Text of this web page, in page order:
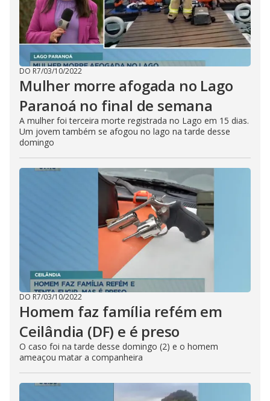
DO R7/03/10/2022
Mulher morre afogada no Lago
Paranoá no final de semana
A mulher foi terceira morte registrada no Lago em 15 dias.
Um jovem também se afogou no lago na tarde desse
domingo
DO R7/03/10/2022
Homem faz família refém em
Ceilândia (DF) e é preso
O caso foi na tarde desse domingo (2) e o homem
ameaçou matar a companheira